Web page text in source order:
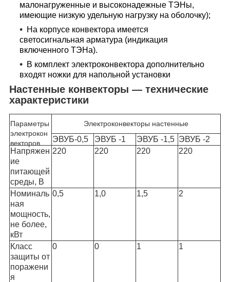
малонагруженные и высоконадежные ТЭНы,
имеющие низкую удельную нагрузку на оболочку);
На корпусе конвектора имеется
светосигнальная арматура (индикация
включенного ТЭНа).
В комплект электроконвектора дополнительно
входят ножки для напольной установки
Настенные конвекторы ― технические
характеристики
Параметры
электрокон
векторов
Электроконвекторы настенные
ЭВУБ-0,5 ЭВУБ -1 ЭВУБ -1,5 ЭВУБ -2
Напряжен
ие
питающей
среды, В
220 220 220 220
Номиналь
ная
мощность,
не более,
кВт
0,5 1,0 1,5 2
Класс
защиты от
поражени
я
0 0 1 1